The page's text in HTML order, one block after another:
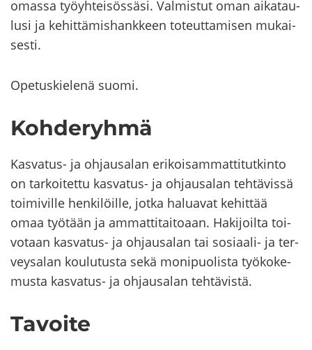
omas­sa työyh­tei­sös­sä­si. Val­mis­tut oman ai­ka­tau­
lusi ja ke­hit­tä­mis­hank­keen to­teut­ta­mi­sen mu­kai­
ses­ti.
Ope­tus­kie­le­nä suomi.
Koh­de­ryh­mä
Kasvatus-​ ja oh­jausa­lan eri­koi­sam­mat­ti­tut­kin­to
on tar­koi­tet­tu kasvatus-​ ja oh­jausa­lan teh­tä­vis­sä
toi­mi­vil­le hen­ki­löil­le, jotka ha­lua­vat ke­hit­tää
omaa työ­tään ja am­mat­ti­tai­to­aan. Ha­ki­joil­ta toi­
vo­taan kasvatus-​ ja oh­jausa­lan tai sosiaali-​ ja ter­
vey­sa­lan kou­lu­tus­ta sekä mo­ni­puo­lis­ta työ­ko­ke­
mus­ta kasvatus-​ ja oh­jausa­lan teh­tä­vis­tä.
Ta­voi­te